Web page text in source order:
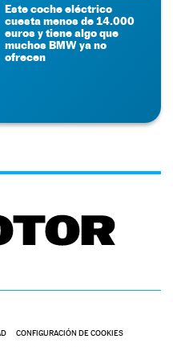
Este coche eléctrico
cuesta menos de 14.000
euros y tiene algo que
muchos BMW ya no
ofrecen
CONFIGURACIÓN DE COOKIES